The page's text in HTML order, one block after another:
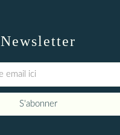
Newsletter